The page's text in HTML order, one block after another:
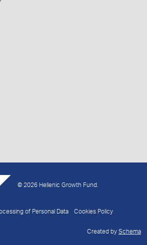
© 2026 Hellenic Growth Fund.
of Personal Data Cookies Policy
Created by Schema